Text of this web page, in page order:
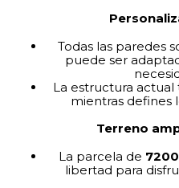
Todas las paredes
puede ser
La estructura
mientras defines
Terreno
La parcela de
libertad para